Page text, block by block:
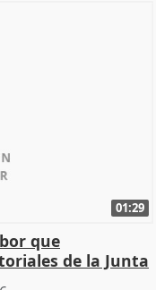
01:29
que
de la Junta